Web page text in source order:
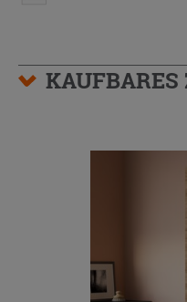
KAUFBARES